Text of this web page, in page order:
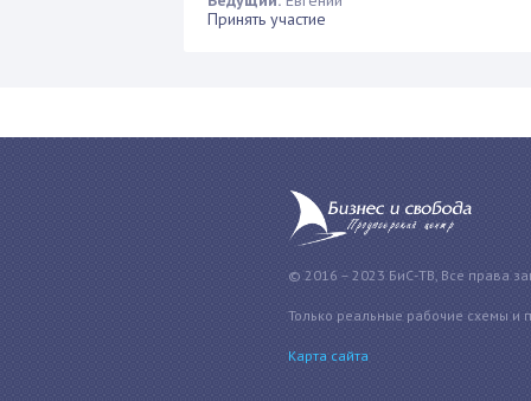
Принять участие
© 2016 – 2023 БиС-ТВ, Все права
Только реальные рабочие схемы и
Карта сайта